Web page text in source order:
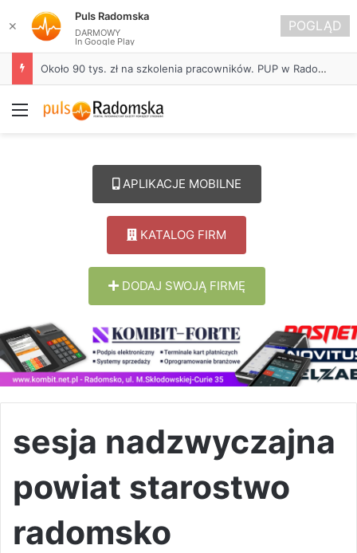
Około 90 tys. zł na szkolenia pracowników. PUP w Radomsku ogłasza nabór wniosków
Menu
APLIKACJE MOBILNE
KATALOG FIRM
DODAJ SWOJĄ FIRMĘ
sesja nadzwyczajna
powiat starostwo
radomsko
✕
Puls Radomska
DARMOWY
In Google Play
POGLĄD